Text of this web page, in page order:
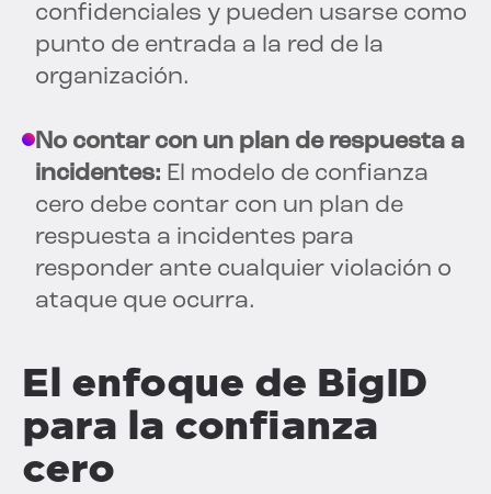
confidenciales y pueden usarse como
punto de entrada a la red de la
organización.
No contar con un plan de respuesta a
incidentes: El modelo de confianza
cero debe contar con un plan de
respuesta a incidentes para
responder ante cualquier violación o
ataque que ocurra.
El enfoque de BigID
para la confianza
cero